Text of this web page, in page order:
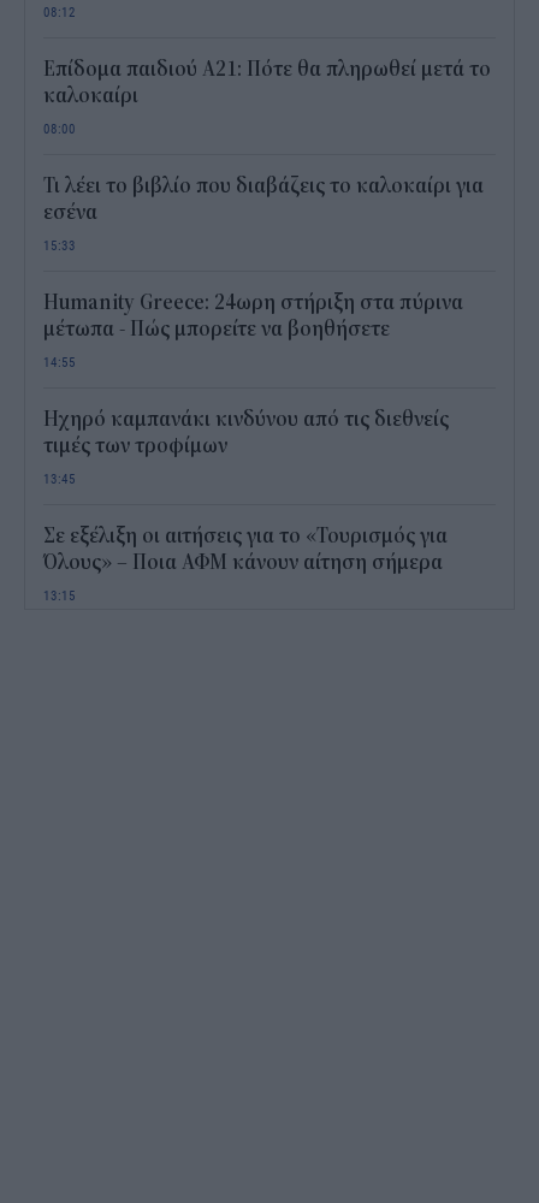
08:12
Επίδομα παιδιού Α21: Πότε θα πληρωθεί μετά το
καλοκαίρι
08:00
Τι λέει το βιβλίο που διαβάζεις το καλοκαίρι για
εσένα
15:33
Humanity Greece: 24ωρη στήριξη στα πύρινα
μέτωπα - Πώς μπορείτε να βοηθήσετε
14:55
Ηχηρό καμπανάκι κινδύνου από τις διεθνείς
τιμές των τροφίμων
13:45
Σε εξέλιξη οι αιτήσεις για το «Τουρισμός για
Όλους» – Ποια ΑΦΜ κάνουν αίτηση σήμερα
13:15